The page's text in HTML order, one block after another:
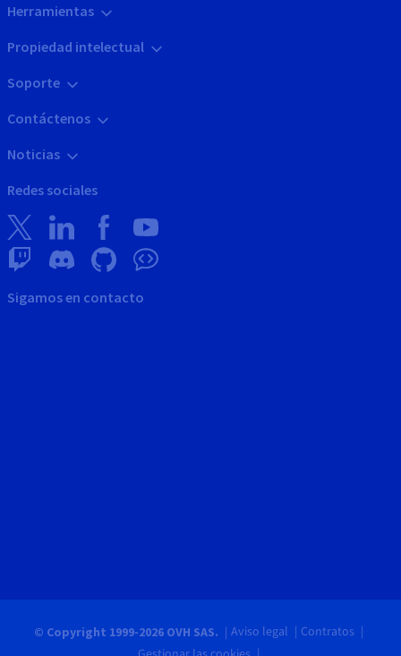
Herramientas
Propiedad intelectual
Soporte
Contáctenos
Noticias
Redes sociales
Sigamos en contacto
© Copyright 1999-2026 OVH SAS. Aviso legal
Contratos